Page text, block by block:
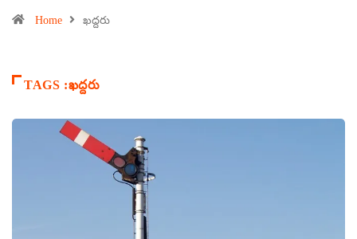
Home ఖద్దరు
TAGS :ఖద్దరు